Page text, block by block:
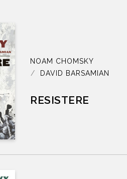
CHI SIAMO
CATALOGO
NOAM CHOMSKY
DAVID BARSAMIAN
RESISTERE